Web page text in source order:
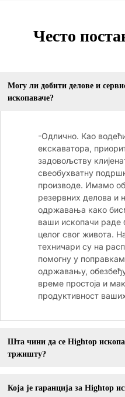
Често
Могу ли добити делове и
ископаваче?
-Одлично. Као
екскаватора,
задовољству
свеобухватну
производе. Имамо
резервних делова и
одржавања како
ваши ископачи раде
целог свог живота.
техничари су на
помогну у
одржавању,
време простоја и
продуктивност
Шта чини да се Hightop
тржишту?
Која је гаранција за Hightop